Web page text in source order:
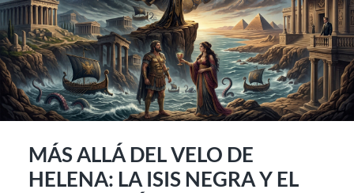
MÁS ALLÁ DEL VELO DE
HELENA: LA ISIS NEGRA Y EL